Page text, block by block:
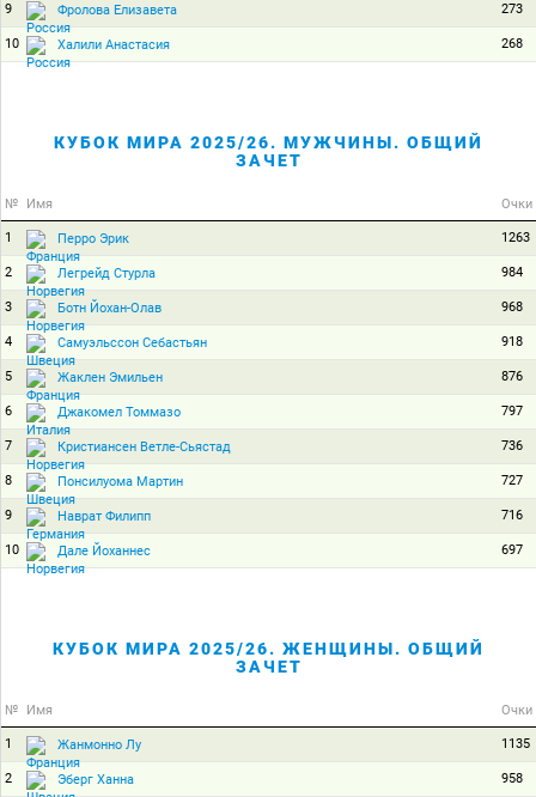
9 Фролова Елизавета 273
10 Халили Анастасия 268
КУБОК МИРА 2025/26. МУЖЧИНЫ. ОБЩИЙ
ЗАЧЕТ
№ Имя Очки
1 Перро Эрик 1263
2 Легрейд Стурла 984
3 Ботн Йохан-Олав 968
4 Самуэльссон Себастьян 918
5 Жаклен Эмильен 876
6 Джакомел Томмазо 797
7 Кристиансен Ветле-Сьястад 736
8 Понсилуома Мартин 727
9 Наврат Филипп 716
10 Дале Йоханнес 697
КУБОК МИРА 2025/26. ЖЕНЩИНЫ. ОБЩИЙ
ЗАЧЕТ
№ Имя Очки
1 Жанмонно Лу 1135
2 Эберг Ханна 958